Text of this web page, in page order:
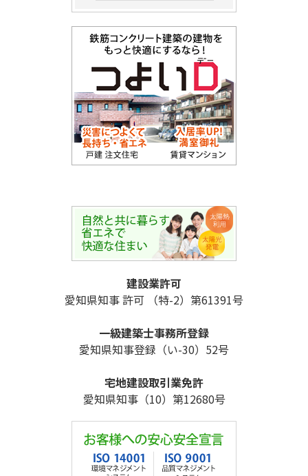
建設業許可
愛知県知事 許可 （特-2）第61391号
一級建築士事務所登録
愛知県知事登録（い-30）52号
宅地建設取引業免許
愛知県知事（10）第12680号